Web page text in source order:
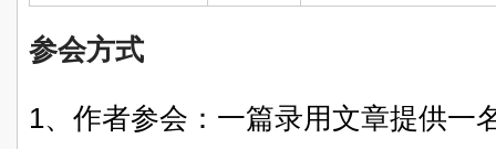
参会方式
1、作者参会：一篇录用文章提供一